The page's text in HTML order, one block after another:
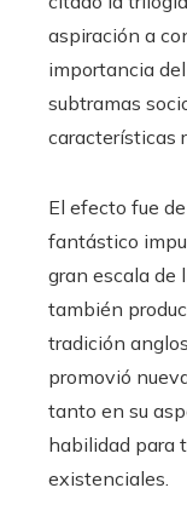
aspiración a
importancia
subtramas
características
El efecto fue
fantástico
gran escala de
también
tradición
promovió
tanto en su
habilidad para
existenciales.